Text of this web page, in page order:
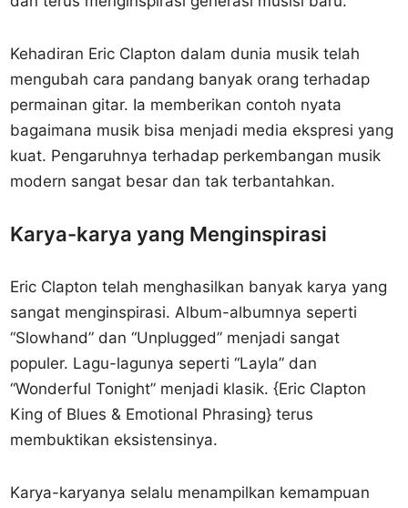
Kehadiran Eric Clapton dalam dunia musik telah
mengubah cara pandang banyak orang terhadap
permainan gitar. Ia memberikan contoh nyata
bagaimana musik bisa menjadi media ekspresi yang
kuat. Pengaruhnya terhadap perkembangan musik
modern sangat besar dan tak terbantahkan.
Karya-karya yang Menginspirasi
Eric Clapton telah menghasilkan banyak karya yang
sangat menginspirasi. Album-albumnya seperti
“Slowhand” dan “Unplugged” menjadi sangat
populer. Lagu-lagunya seperti “Layla” dan
“Wonderful Tonight” menjadi klasik. {Eric Clapton
King of Blues & Emotional Phrasing} terus
membuktikan eksistensinya.
Karya-karyanya selalu menampilkan kemampuan